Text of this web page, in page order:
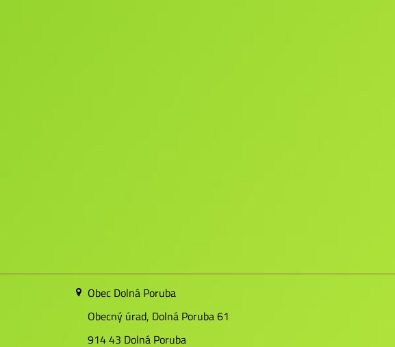
Obec Dolná Poruba
Obecný úrad, Dolná Poruba 61
914 43 Dolná Poruba